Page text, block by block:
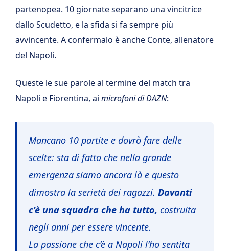
partenopea. 10 giornate separano una vincitrice
dallo Scudetto, e la sfida si fa sempre più
avvincente. A confermalo è anche Conte, allenatore
del Napoli.
Queste le sue parole al termine del match tra
Napoli e Fiorentina, ai microfoni di DAZN:
Mancano 10 partite e dovrò fare delle
scelte: sta di fatto che nella grande
emergenza siamo ancora là e questo
dimostra la serietà dei ragazzi. Davanti
c’è una squadra che ha tutto, costruita
negli anni per essere vincente.
La passione che c’è a Napoli l’ho sentita